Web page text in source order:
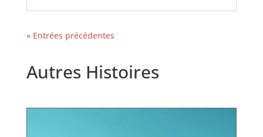
« Entrées précédentes
Autres Histoires